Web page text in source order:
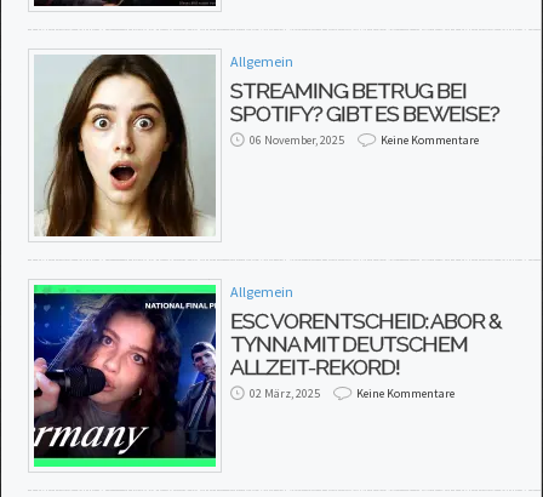
Allgemein
STREAMING BETRUG BEI
SPOTIFY? GIBT ES BEWEISE?
06 November, 2025 Keine Kommentare
Allgemein
ESC VORENTSCHEID: ABOR &
TYNNA MIT DEUTSCHEM
ALLZEIT-REKORD!
02 März, 2025 Keine Kommentare